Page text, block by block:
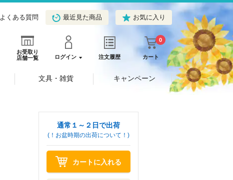
よくある質問 最近見た商品 お気に入り
お受取り
店舗一覧
ログイン 注文履歴 カート
0
文具・雑貨 キャンペーン
通常１～２日で出荷
(！お盆時期の出荷について！)
カートに入れる